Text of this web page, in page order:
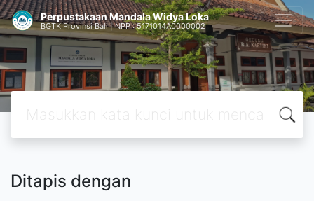
Perpustakaan Mandala Widya Loka
BGTK Provinsi Bali | NPP : 5171014A0000002
Ditapis dengan